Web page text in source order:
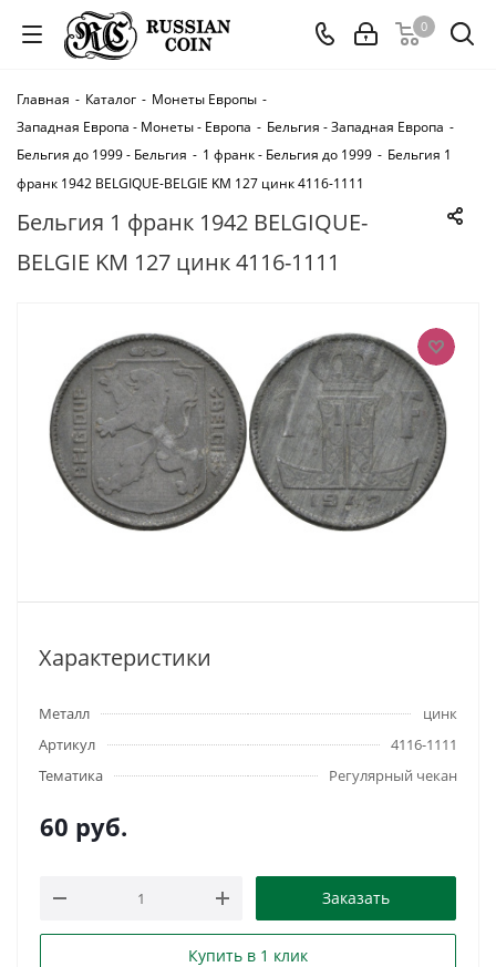
0
Главная - Каталог - Монеты Европы -
Западная Европа - Монеты - Европа - Бельгия - Западная Европа -
Бельгия до 1999 - Бельгия - 1 франк - Бельгия до 1999 - Бельгия 1
франк 1942 BELGIQUE-BELGIE KM 127 цинк 4116-1111
Бельгия 1 франк 1942 BELGIQUE-
BELGIE KM 127 цинк 4116-1111
Характеристики
Металл
цинк
Артикул
4116-1111
Тематика
Регулярный чекан
60 руб.
Заказать
Купить в 1 клик